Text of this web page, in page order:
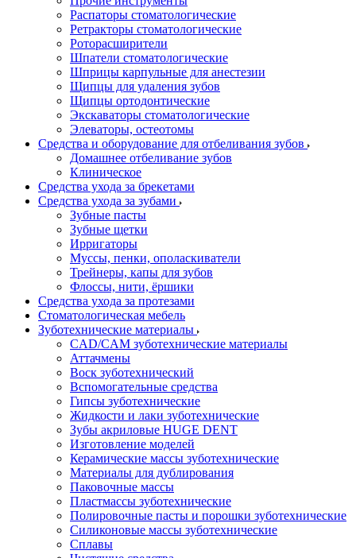
Распаторы стоматологические
Ретракторы стоматологические
Роторасширители
Шпатели стоматологические
Шприцы карпульные для анестезии
Щипцы для удаления зубов
Щипцы ортодонтические
Экскаваторы стоматологические
Элеваторы, остеотомы
Средства и оборудование для отбеливания зубов
Домашнее отбеливание зубов
Клиническое
Средства ухода за брекетами
Средства ухода за зубами
Зубные пасты
Зубные щетки
Ирригаторы
Муссы, пенки, ополаскиватели
Трейнеры, капы для зубов
Флоссы, нити, ёршики
Средства ухода за протезами
Стоматологическая мебель
Зуботехнические материалы
CAD/CAM зуботехнические материалы
Аттачмены
Воск зуботехнический
Вспомогательные средства
Гипсы зуботехнические
Жидкости и лаки зуботехнические
Зубы акриловые HUGE DENT
Изготовление моделей
Керамические массы зуботехнические
Материалы для дублирования
Паковочные массы
Пластмассы зуботехнические
Полировочные пасты и порошки зуботехнические
Силиконовые массы зуботехнические
Сплавы